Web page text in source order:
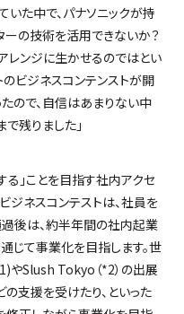
いた中で、パナソニックが持
ーの技術を活用できないか？
レンジに生かせるのではとい
のビジネスコンテンストが開
ので、自信はあまりない中
残りました」
る」ことを目指す社内アクセ
ジネスコンテストは、社員を
後は、約半年間の社内起業
じて事業化を目指します。世
やSlush Tokyo （*2）の出展
支援を受けたり、といった